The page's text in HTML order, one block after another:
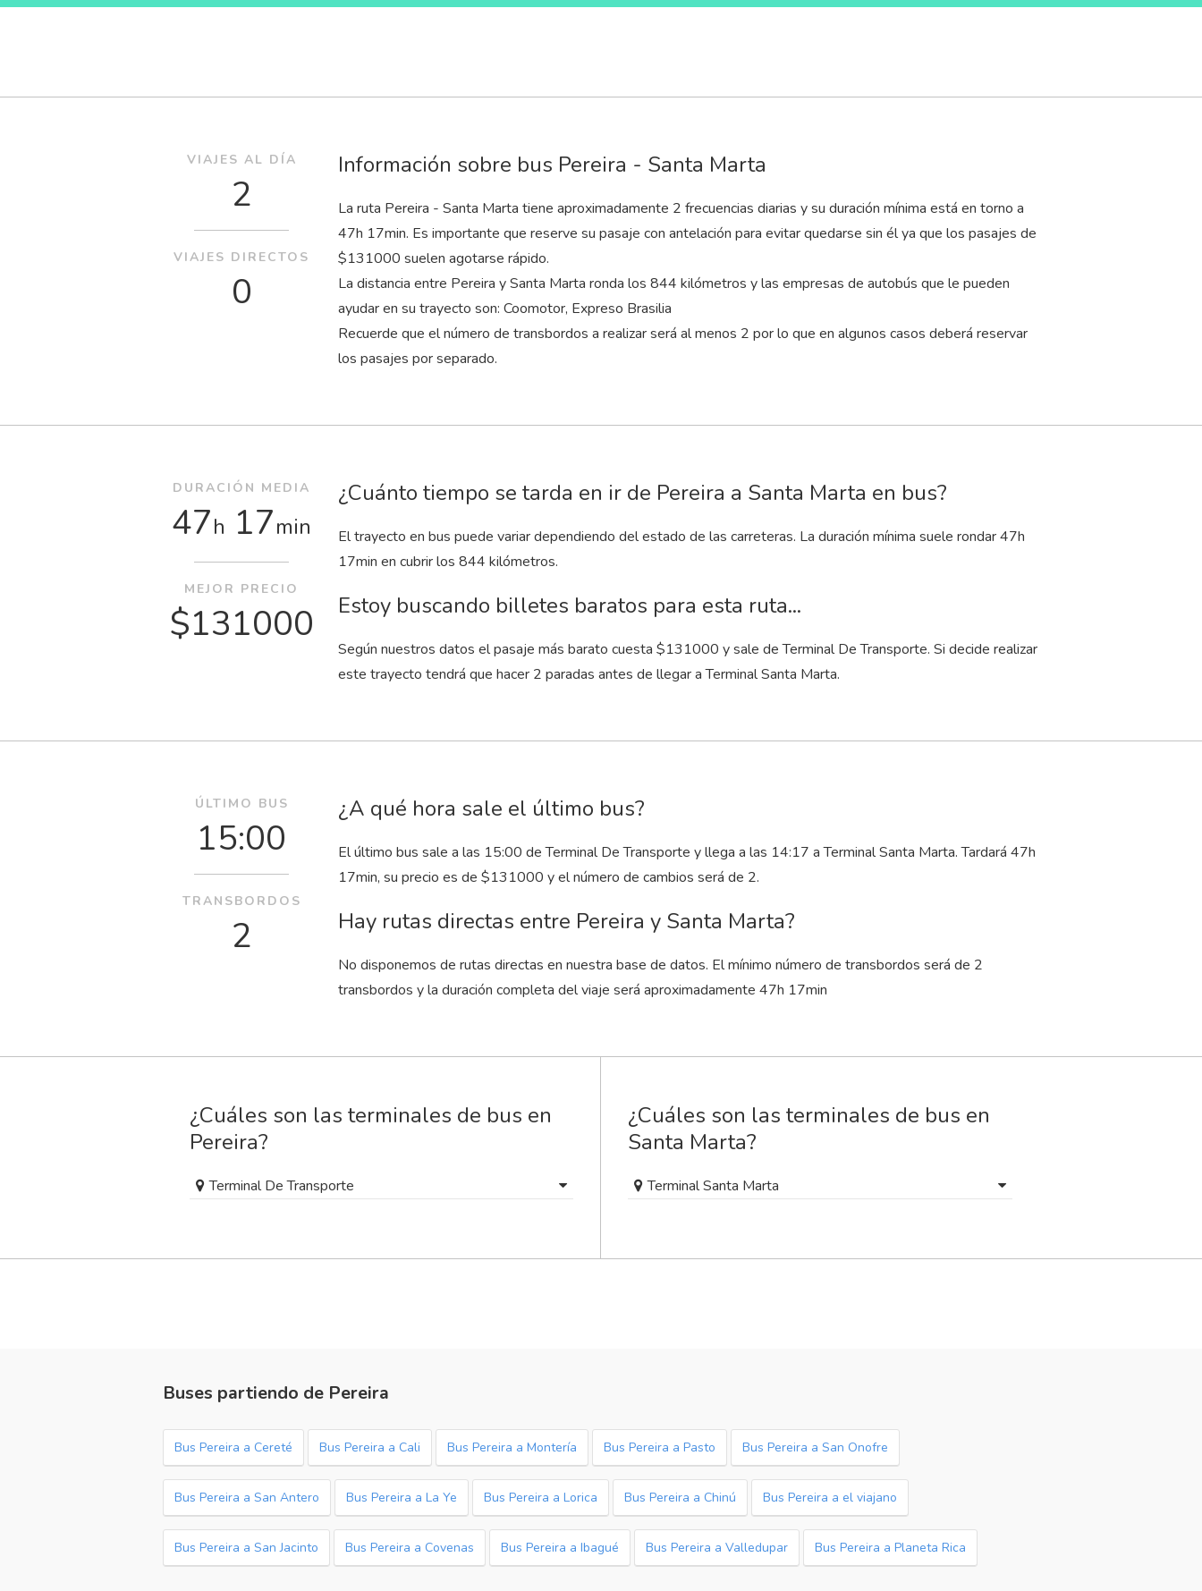
Información sobre bus Pereira - Santa Marta
La ruta Pereira - Santa Marta tiene aproximadamente 2 frecuencias diarias y su duración mínima está en torno a
47h 17min. Es importante que reserve su pasaje con antelación para evitar quedarse sin él ya que los pasajes de
$131000 suelen agotarse rápido.
La distancia entre Pereira y Santa Marta ronda los 844 kilómetros y las empresas de autobús que le pueden
ayudar en su trayecto son: Coomotor, Expreso Brasilia
Recuerde que el número de transbordos a realizar será al menos 2 por lo que en algunos casos deberá reservar
los pasajes por separado.
VIAJES AL DÍA
2
VIAJES DIRECTOS
0
¿Cuánto tiempo se tarda en ir de Pereira a Santa Marta en bus?
El trayecto en bus puede variar dependiendo del estado de las carreteras. La duración mínima suele rondar 47h
17min en cubrir los 844 kilómetros.
Estoy buscando billetes baratos para esta ruta...
Según nuestros datos el pasaje más barato cuesta $131000 y sale de Terminal De Transporte. Si decide realizar
este trayecto tendrá que hacer 2 paradas antes de llegar a Terminal Santa Marta.
DURACIÓN MEDIA
47h 17min
MEJOR PRECIO
$131000
¿A qué hora sale el último bus?
El último bus sale a las 15:00 de Terminal De Transporte y llega a las 14:17 a Terminal Santa Marta. Tardará 47h
17min, su precio es de $131000 y el número de cambios será de 2.
Hay rutas directas entre Pereira y Santa Marta?
No disponemos de rutas directas en nuestra base de datos. El mínimo número de transbordos será de 2
transbordos y la duración completa del viaje será aproximadamente 47h 17min
ÚLTIMO BUS
15:00
TRANSBORDOS
2
¿Cuáles son las terminales de bus en
Pereira?
Terminal De Transporte
¿Cuáles son las terminales de bus en
Santa Marta?
Terminal Santa Marta
Buses partiendo de Pereira
Bus Pereira a Cereté Bus Pereira a Cali Bus Pereira a Montería Bus Pereira a Pasto Bus Pereira a San Onofre
Bus Pereira a San Antero Bus Pereira a La Ye Bus Pereira a Lorica Bus Pereira a Chinú Bus Pereira a el viajano
Bus Pereira a San Jacinto Bus Pereira a Covenas Bus Pereira a Ibagué Bus Pereira a Valledupar Bus Pereira a Planeta Rica